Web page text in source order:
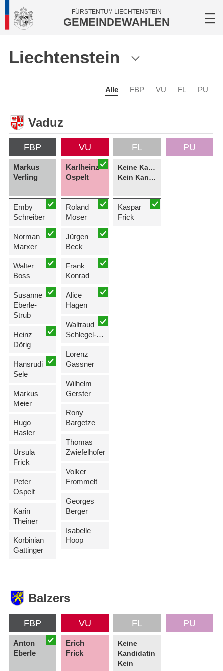
FÜRSTENTUM LIECHTENSTEIN
GEMEINDEWAHLEN
Liechtenstein
Alle FBP VU FL PU
Vaduz
FBP
Markus
Verling
Emby
Schreiber
Norman
Marxer
Walter
Boss
Susanne
Eberle-
Strub
Heinz
Dörig
Hansrudi
Sele
Markus
Meier
Hugo
Hasler
Ursula
Frick
Peter
Ospelt
Karin
Theiner
Korbinian
Gattinger
VU
Karlheinz
Ospelt
Roland
Moser
Jürgen
Beck
Frank
Konrad
Alice
Hagen
Waltraud
Schlegel-Biedermann
Lorenz
Gassner
Wilhelm
Gerster
Rony
Bargetze
Thomas
Zwiefelhofer
Volker
Frommelt
Georges
Berger
Isabelle
Hoop
FL
Keine Kandidatin
Kein Kandidat
Kaspar
Frick
PU
Balzers
FBP
Anton
Eberle
VU
Erich
Frick
FL
Keine
Kandidatin
Kein
PU